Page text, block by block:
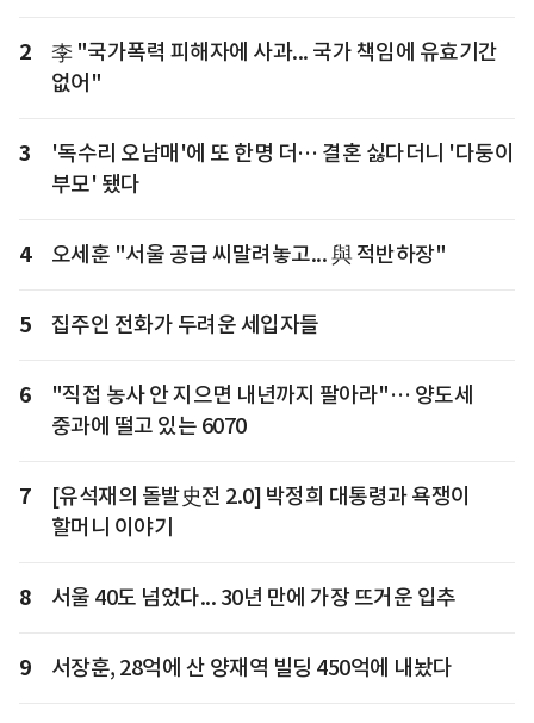
2
李 "국가폭력 피해자에 사과... 국가 책임에 유효기간
없어"
3
'독수리 오남매'에 또 한명 더… 결혼 싫다더니 '다둥이
부모' 됐다
4 오세훈 "서울 공급 씨말려놓고... 與 적반하장"
5 집주인 전화가 두려운 세입자들
6
"직접 농사 안 지으면 내년까지 팔아라"… 양도세
중과에 떨고 있는 6070
7
[유석재의 돌발史전 2.0] 박정희 대통령과 욕쟁이
할머니 이야기
8 서울 40도 넘었다... 30년 만에 가장 뜨거운 입추
9 서장훈, 28억에 산 양재역 빌딩 450억에 내놨다